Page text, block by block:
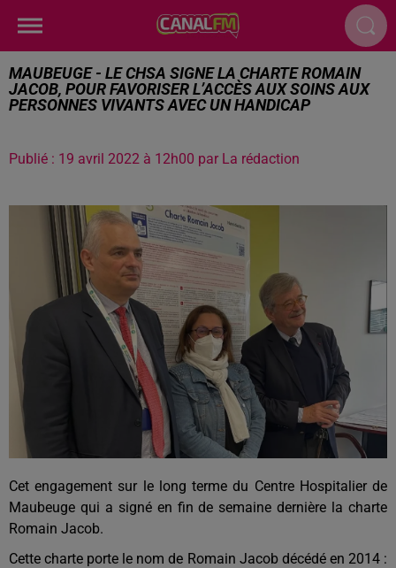
MAUBEUGE - LE CHSA SIGNE LA CHARTE ROMAIN
JACOB, POUR FAVORISER L’ACCÈS AUX SOINS AUX
PERSONNES VIVANTS AVEC UN HANDICAP
Publié : 19 avril 2022 à 12h00 par La rédaction
Cet engagement sur le long terme du Centre Hospitalier de
Maubeuge qui a signé en fin de semaine dernière la charte
Romain Jacob.
Cette charte porte le nom de Romain Jacob décédé en 2014 :